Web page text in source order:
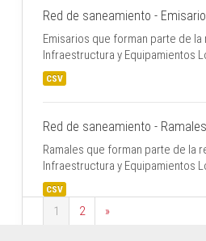
Red de saneamiento -
Emisarios que forman parte de
Infraestructura y Equipamientos
CSV
Red de saneamiento - Ramales
Ramales que forman parte de la
Infraestructura y Equipamientos
CSV
1 2 »